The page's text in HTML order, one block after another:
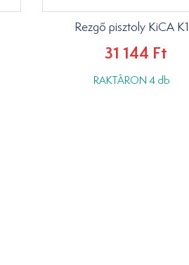
Rezgő pisztoly KiCA K1
31 144 Ft
RAKTÁRON 4 db